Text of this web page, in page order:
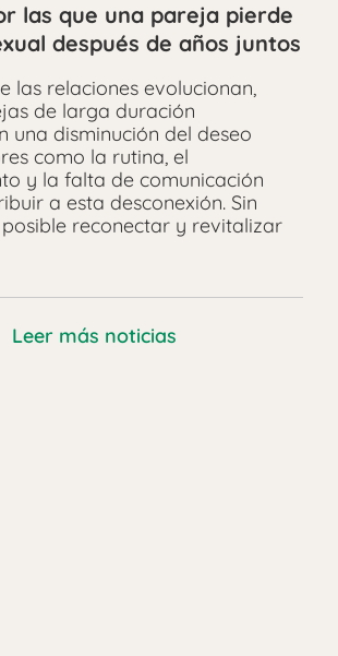
las que una pareja pierde
después de años juntos
las relaciones evolucionan,
de larga duración
una disminución del deseo
como la rutina, el
y la falta de comunicación
a esta desconexión. Sin
reconectar y revitalizar
Leer más noticias